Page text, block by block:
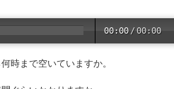
00:00 /00:00
時まで空いていますか。